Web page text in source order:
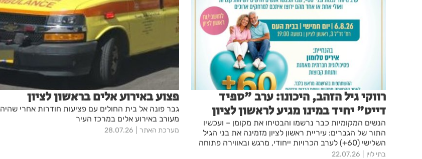
רווקי גיל הזהב, היכונו: ערב "ספיד
דייט" יחיד במינו מגיע לראשון לציון
הנשים המקומיות כבר נרשמו והבטיחו את מקומן – ועכשיו
התור של הגברים: עיריית ראשון לציון מזמינה את בני הגיל
השלישי (60+) לערב הכרויות ייחודי, מרגש ובאווירה פתוחה
בבית העם.
בתי לוין 22.07.26
פצוע באירוע אלים בראשון לציון
גבר פונה אל בית החולים עם פציעות חודרות אחרי שהיה
מעורב באירוע אלים במרכז העיר
מערכת האתר 28.07.26